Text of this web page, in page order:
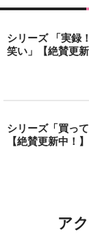
シリーズ 「実録
笑い」【絶賛更新
シリーズ「買っ
【絶賛更新中！】
ア